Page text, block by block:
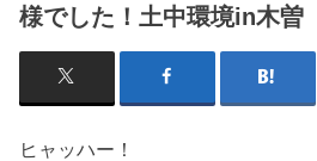
様でした！土中環境in木曽
ヒャッハー！